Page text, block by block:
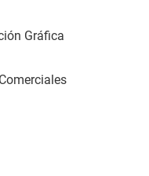
Gráfica